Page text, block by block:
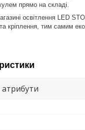
прямо на складі.
освітлення LED
кріплення, тим самим